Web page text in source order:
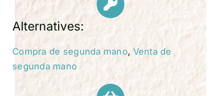
Alternatives:
Compra de segunda mano, Venta de
segunda mano